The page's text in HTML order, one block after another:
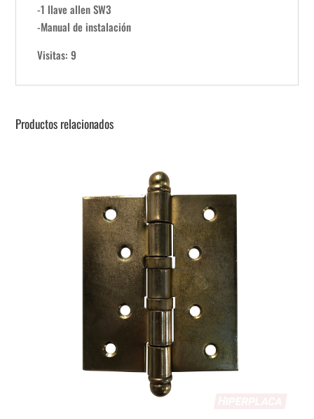
-1 llave allen SW3
-Manual de instalación
Visitas: 9
Productos relacionados